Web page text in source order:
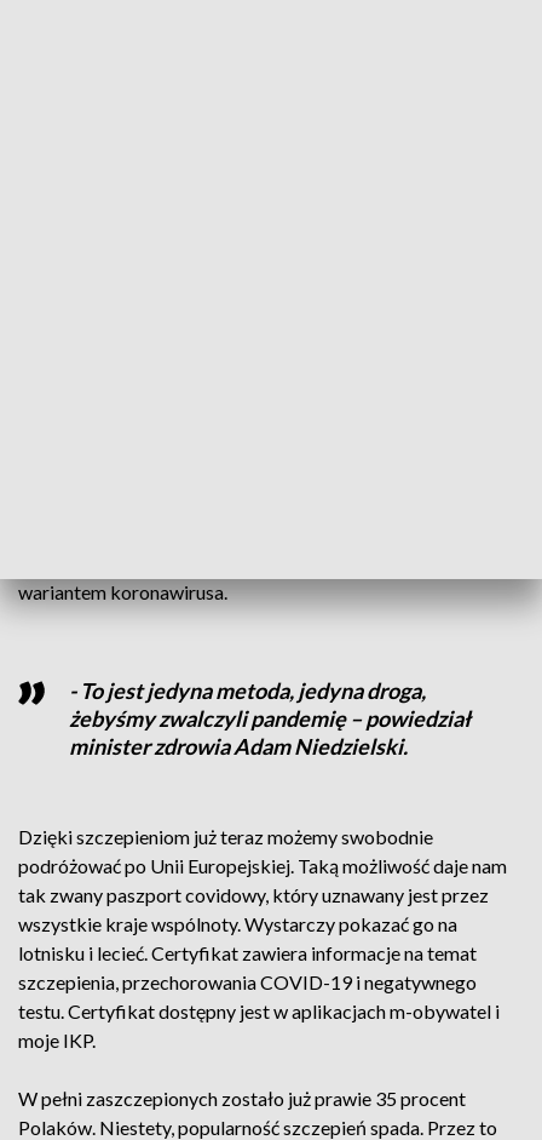
wariantem koronawirusa.
- To jest jedyna metoda, jedyna droga,
żebyśmy zwalczyli pandemię – powiedział
minister zdrowia Adam Niedzielski.
Dzięki szczepieniom już teraz możemy swobodnie
podróżować po Unii Europejskiej. Taką możliwość daje nam
tak zwany paszport covidowy, który uznawany jest przez
wszystkie kraje wspólnoty. Wystarczy pokazać go na
lotnisku i lecieć. Certyfikat zawiera informacje na temat
szczepienia, przechorowania COVID-19 i negatywnego
testu. Certyfikat dostępny jest w aplikacjach m-obywatel i
moje IKP.
W pełni zaszczepionych zostało już prawie 35 procent
Polaków. Niestety, popularność szczepień spada. Przez to